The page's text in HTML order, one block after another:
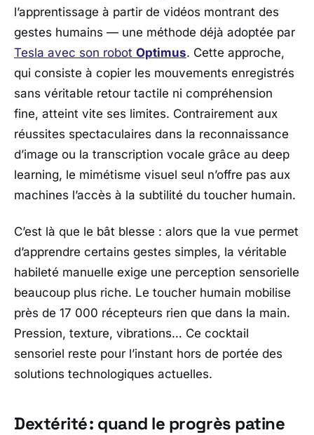
l’apprentissage à partir de vidéos montrant des
gestes humains — une méthode déjà adoptée par
Tesla avec son robot Optimus. Cette approche,
qui consiste à copier les mouvements enregistrés
sans véritable retour tactile ni compréhension
fine, atteint vite ses limites. Contrairement aux
réussites spectaculaires dans la reconnaissance
d’image ou la transcription vocale grâce au deep
learning, le mimétisme visuel seul n’offre pas aux
machines l’accès à la subtilité du toucher humain.
C’est là que le bât blesse : alors que la vue permet
d’apprendre certains gestes simples, la véritable
habileté manuelle exige une perception sensorielle
beaucoup plus riche. Le toucher humain mobilise
près de 17 000 récepteurs rien que dans la main.
Pression, texture, vibrations… Ce cocktail
sensoriel reste pour l’instant hors de portée des
solutions technologiques actuelles.
Dextérité : quand le progrès patine